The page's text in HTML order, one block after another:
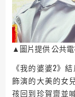
▲圖片提供 公共
《我的婆婆2》
飾演的大美的女
孩回到珍賀齋並